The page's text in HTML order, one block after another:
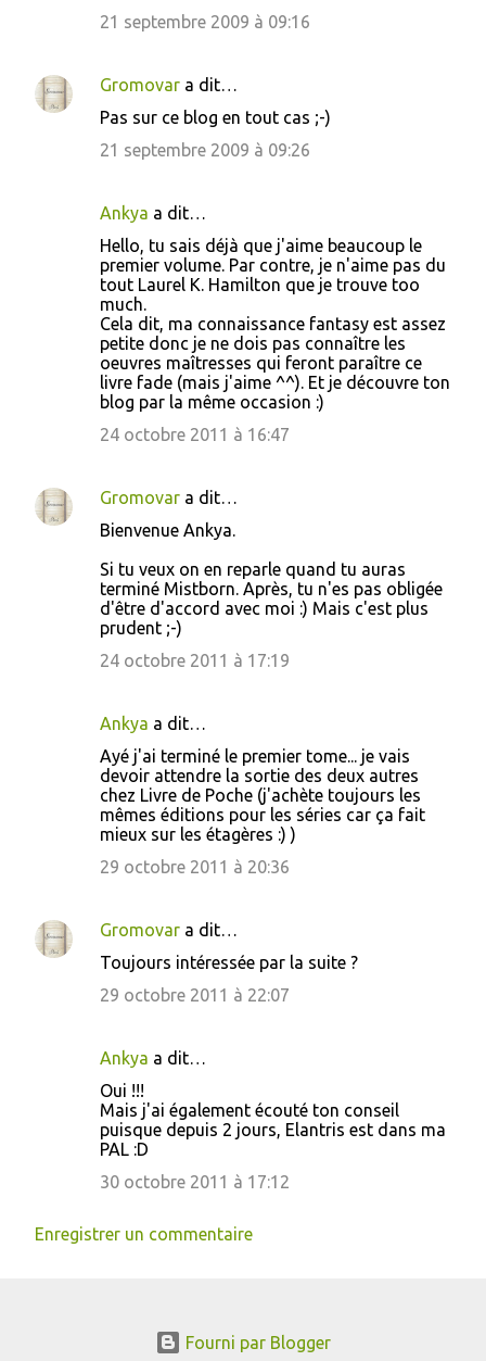
21 septembre 2009 à 09:16
Gromovar a dit…
Pas sur ce blog en tout cas ;-)
21 septembre 2009 à 09:26
Ankya a dit…
Hello, tu sais déjà que j'aime beaucoup le
premier volume. Par contre, je n'aime pas du
tout Laurel K. Hamilton que je trouve too
much.
Cela dit, ma connaissance fantasy est assez
petite donc je ne dois pas connaître les
oeuvres maîtresses qui feront paraître ce
livre fade (mais j'aime ^^). Et je découvre ton
blog par la même occasion :)
24 octobre 2011 à 16:47
Gromovar a dit…
Bienvenue Ankya.
Si tu veux on en reparle quand tu auras
terminé Mistborn. Après, tu n'es pas obligée
d'être d'accord avec moi :) Mais c'est plus
prudent ;-)
24 octobre 2011 à 17:19
Ankya a dit…
Ayé j'ai terminé le premier tome... je vais
devoir attendre la sortie des deux autres
chez Livre de Poche (j'achète toujours les
mêmes éditions pour les séries car ça fait
mieux sur les étagères :) )
29 octobre 2011 à 20:36
Gromovar a dit…
Toujours intéressée par la suite ?
29 octobre 2011 à 22:07
Ankya a dit…
Oui !!!
Mais j'ai également écouté ton conseil
puisque depuis 2 jours, Elantris est dans ma
PAL :D
30 octobre 2011 à 17:12
Enregistrer un commentaire
Fourni par Blogger